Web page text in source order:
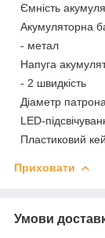
Ємність
Акумуляторна
- метал
Напуга
- 2 швидкість
Діаметр патрона
LED-
Пластиковий
Приховати
Умови